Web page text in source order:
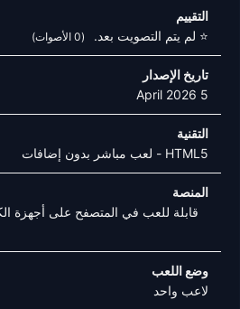
التقييم
⭐ لم يتم التصويت بعد.
(0 الأصوات)
تاريخ الإصدار
5 April 2026
التقنية
HTML5 - لعب مباشر بدون إضافات
المنصة
قابلة للعب في المتصفح على أجهزة
وضع اللعب
لاعب واحد